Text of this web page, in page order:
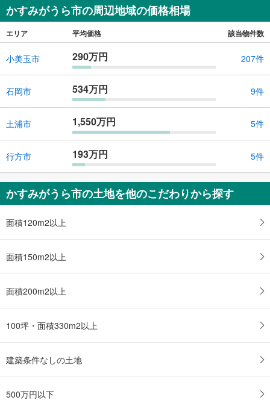
かすみがうら市の周辺地域の価格相場
エリア 平均価格 該当物件数
小美玉市 290万円 207件
石岡市 534万円 9件
土浦市 1,550万円 5件
行方市 193万円 5件
かすみがうら市の土地を他のこだわりから探す
面積120m2以上
面積150m2以上
面積200m2以上
100坪・面積330m2以上
建築条件なしの土地
500万円以下